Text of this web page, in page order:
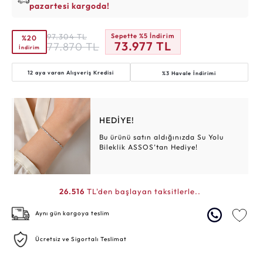
pazartesi kargoda!
%20
İndirim
97.304 TL
77.870 TL
Sepette %5 İndirim
73.977 TL
12 aya varanAlışveriş Kredisi %3 Havale İndirimi
HEDİYE!
Bu ürünü satın aldığınızda Su Yolu
Bileklik ASSOS’tan Hediye!
26.516 TL'den başlayan taksitlerle..
Aynı gün kargoya teslim
Ücretsiz ve Sigortalı Teslimat